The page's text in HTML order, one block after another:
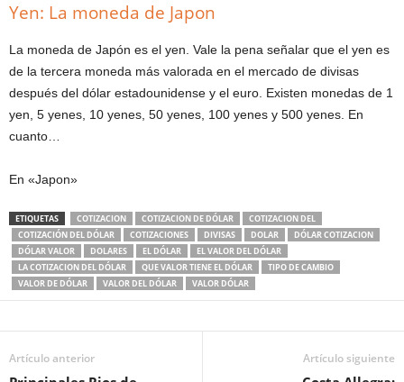
Yen: La moneda de Japon
La moneda de Japón es el yen. Vale la pena señalar que el yen es
de la tercera moneda más valorada en el mercado de divisas
después del dólar estadounidense y el euro. Existen monedas de 1
yen, 5 yenes, 10 yenes, 50 yenes, 100 yenes y 500 yenes. En
cuanto…
En «Japon»
ETIQUETAS COTIZACION COTIZACION DE DÓLAR
COTIZACION DEL
COTIZACIÓN DEL DÓLAR
COTIZACIONES DIVISAS DOLAR
DÓLAR COTIZACION
DÓLAR VALOR
DOLARES EL DÓLAR
EL VALOR DEL DÓLAR
LA COTIZACION DEL DÓLAR
QUE VALOR TIENE EL DÓLAR
TIPO DE CAMBIO
VALOR DE DÓLAR
VALOR DEL DÓLAR VALOR DÓLAR
Artículo anterior Artículo siguiente